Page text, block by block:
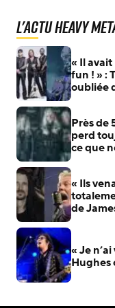
L'actu Heavy
« Il
fun ! » :
oubliée
Près de
perd
ce que
« Ils
de
« Je
Hughes